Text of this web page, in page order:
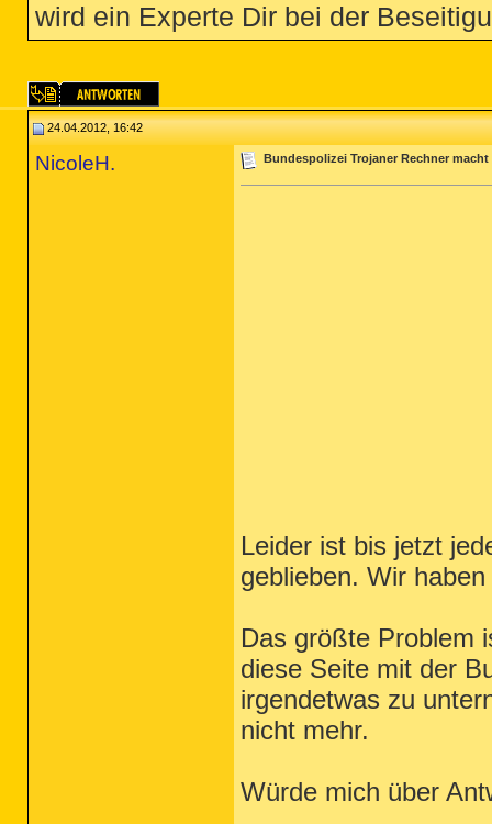
wird ein Experte Dir bei der
24.04.2012, 16:42
NicoleH. Bundespolizei Trojaner Rechner
Leider ist bis jetzt
geblieben. Wir
Das größte Problem
diese Seite mit der
irgendetwas zu
nicht mehr.
Würde mich über